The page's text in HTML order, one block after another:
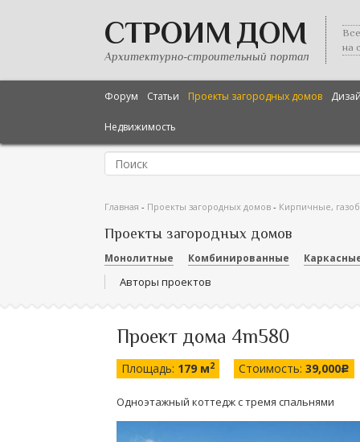
СТРОИМ ДОМ
Архитектурно-строительный портал
на
Форум Статьи Проекты загородных домов
Недвижимость
Главная - Проекты загородных домов - Кирпичные,
Проекты загородных домов
Монолитные Комбинированные
Авторы проектов
Проект дома 4m580
Площадь: 179 м2 Стоимость: 39,000c
Одноэтажный коттедж с тремя спальнями